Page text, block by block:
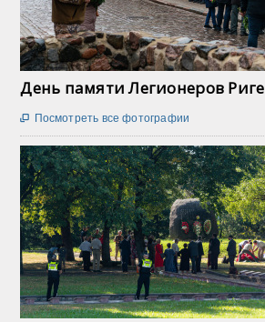
День памяти Легионеров Риге
 Посмотреть все фотографии